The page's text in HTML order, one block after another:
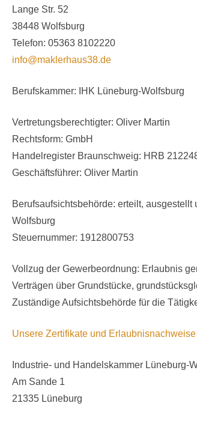
Lange Str. 52
38448 Wolfsburg
Telefon: 05363 8102220
info@maklerhaus38.de
Berufskammer: IHK Lüneburg-Wolfsburg
Vertretungsberechtigter: Oliver Martin
Rechtsform: GmbH
Handelregister Braunschweig: HRB
Geschäftsführer: Oliver Martin
Berufsaufsichtsbehörde: erteilt,
Wolfsburg
Steuernummer: 1912800753
Vollzug der Gewerbeordnung: Erlaubnis
Verträgen über Grundstücke,
Zuständige Aufsichtsbehörde für die
Unsere Zertifikate und
Industrie- und Handelskammer Lüneburg-
Am Sande 1
21335 Lüneburg